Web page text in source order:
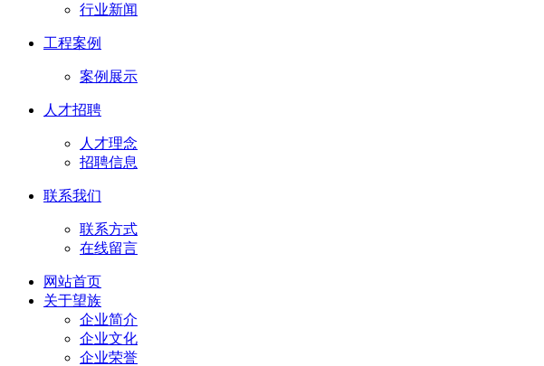
行业新闻
工程案例
案例展示
人才招聘
人才理念
招聘信息
联系我们
联系方式
在线留言
网站首页
关于望族
企业简介
企业文化
企业荣誉